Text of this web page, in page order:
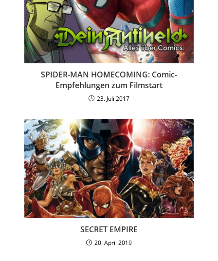
SPIDER-MAN HOMECOMING: Comic-
Empfehlungen zum Filmstart
23. Juli 2017
SECRET EMPIRE
20. April 2019